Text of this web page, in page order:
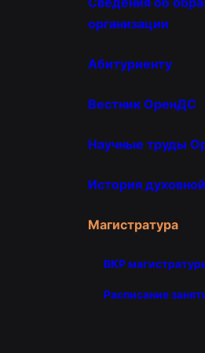
организации
Абитуриенту
Вестник ОренДС
Научные труды
История
Магистратура
ВКР
Расписание